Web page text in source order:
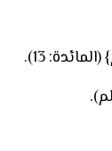
13).